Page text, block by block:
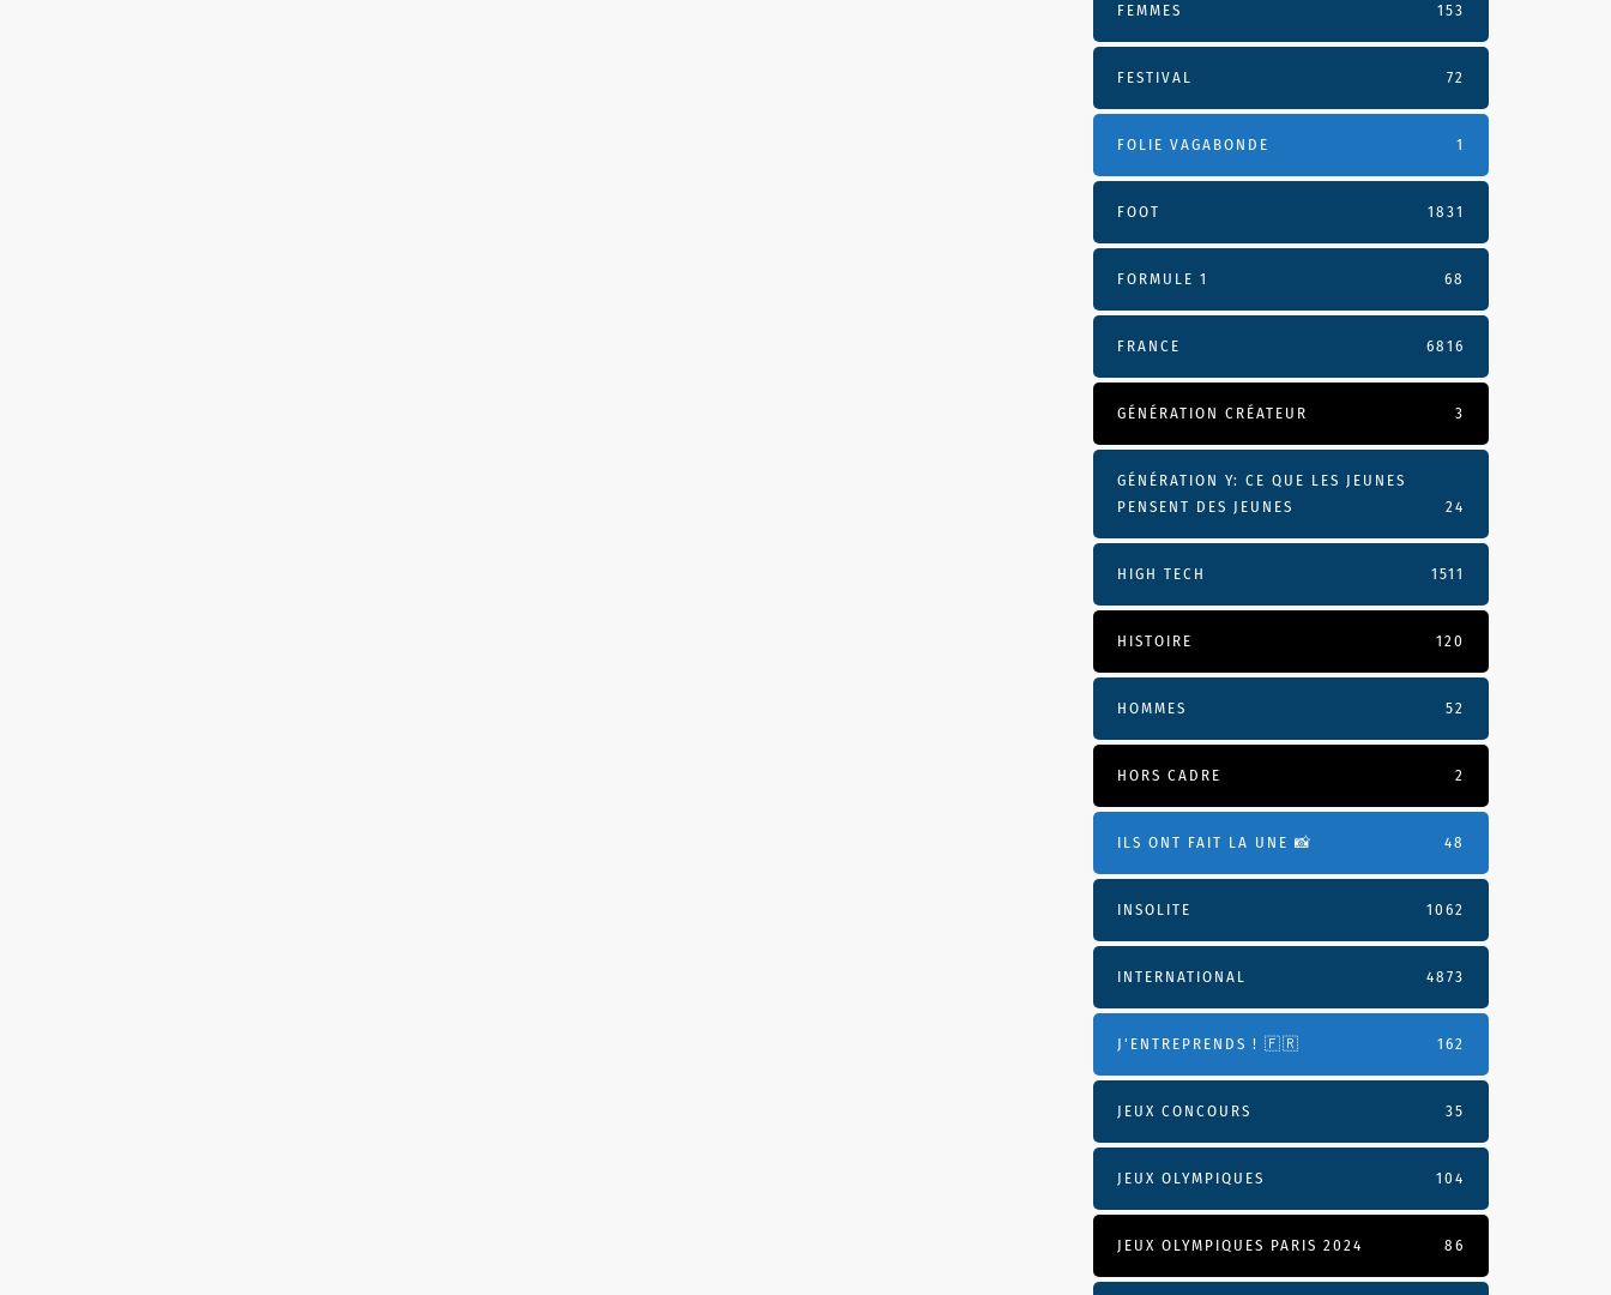
FEMMES 153
FESTIVAL 72
FOLIE VAGABONDE 1
FOOT 1831
FORMULE 1 68
FRANCE 6816
GÉNÉRATION CRÉATEUR 3
GÉNÉRATION Y: CE QUE LES JEUNES
PENSENT DES JEUNES
24
HIGH TECH 1511
HISTOIRE 120
HOMMES 52
HORS CADRE 2
ILS ONT FAIT LA UNE 📸 48
INSOLITE 1062
INTERNATIONAL 4873
J'ENTREPRENDS ! 🇫🇷 162
JEUX CONCOURS 35
JEUX OLYMPIQUES 104
JEUX OLYMPIQUES PARIS 2024 86